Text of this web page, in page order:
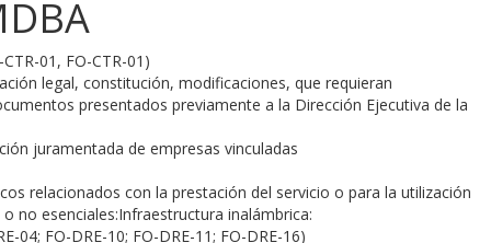
01, FO-CTR-01)
legal, constitución, modificaciones, que requieran
presentados previamente a la Dirección Ejecutiva de la
juramentada de empresas vinculadas
relacionados con la prestación del servicio o para la utilización
no esenciales:Infraestructura inalámbrica:
04; FO-DRE-10; FO-DRE-11; FO-DRE-16)